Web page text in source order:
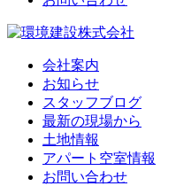
会社案内
お知らせ
スタッフブログ
最新の現場から
土地情報
アパート空室情報
お問い合わせ